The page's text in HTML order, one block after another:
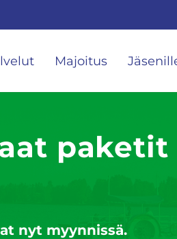
Majoitus
paketit
nyt myynnissä.